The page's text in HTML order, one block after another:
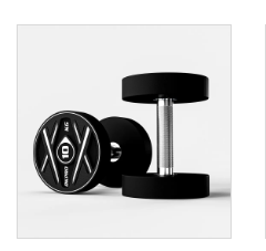
per Palestre